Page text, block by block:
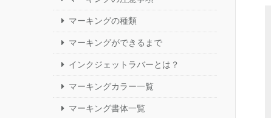
マーキングの種類
マーキングができるまで
インクジェットラバーとは？
マーキングカラー一覧
マーキング書体一覧